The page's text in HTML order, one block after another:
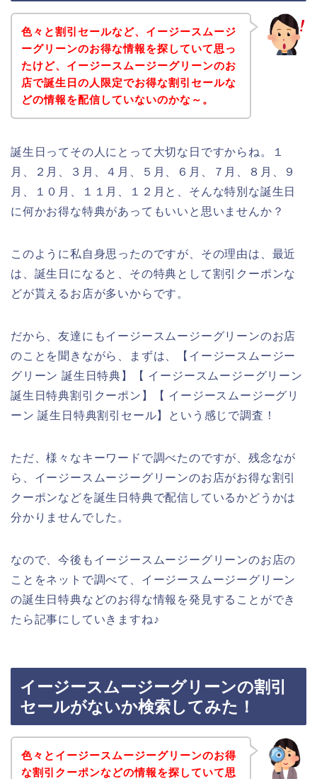
色々と割引セールなど、イージースムージ
ーグリーンのお得な情報を探していて思っ
たけど、イージースムージーグリーンのお
店で誕生日の人限定でお得な割引セールな
どの情報を配信していないのかな～。
誕生日ってその人にとって大切な日ですからね。１
月、２月、３月、４月、５月、６月、７月、８月、９
月、１０月、１１月、１２月と、そんな特別な誕生日
に何かお得な特典があってもいいと思いませんか？
このように私自身思ったのですが、その理由は、最近
は、誕生日になると、その特典として割引クーポンな
どが貰えるお店が多いからです。
だから、友達にもイージースムージーグリーンのお店
のことを聞きながら、まずは、【イージースムージー
グリーン 誕生日特典】【 イージースムージーグリーン
誕生日特典割引クーポン】【 イージースムージーグリ
ーン 誕生日特典割引セール】という感じで調査！
ただ、様々なキーワードで調べたのですが、残念なが
ら、イージースムージーグリーンのお店がお得な割引
クーポンなどを誕生日特典で配信しているかどうかは
分かりませんでした。
なので、今後もイージースムージーグリーンのお店の
ことをネットで調べて、イージースムージーグリーン
の誕生日特典などのお得な情報を発見することができ
たら記事にしていきますね♪
イージースムージーグリーンの割引
セールがないか検索してみた！
色々とイージースムージーグリーンのお得
な割引クーポンなどの情報を探していて思